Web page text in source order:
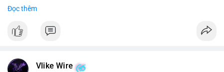
📈 XU HƯỚNG TÌM KIẾM & THẢO LUẬN: Biconomy (BICO),
coin được tìm kiếm nhiều nhất. Chủ đề NFT (Pudgy Penguins),
💬 DÒNG CHẢY TIN TỨC & TRUYỀN THÔNG: Bàn tán trên
Đọc thêm
Vlike Wire